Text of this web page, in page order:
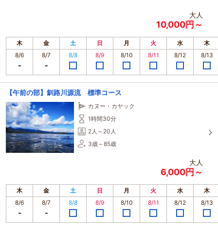
大人
10,000円～
木 金 土 日 月 火 水
木
8/6
8/7 8/8 8/9 8/10 8/11 8/12 8/13
【午前の部】釧路川源流 標準コース
カヌー・カヤック
1時間30分
2人～20人
3歳～85歳
大人
6,000円～
木 金 土 日 月 火 水
木
8/6
8/7 8/8 8/9 8/10 8/11 8/12 8/13